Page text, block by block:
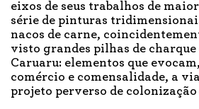
eixos de seus trabalhos de
série de pinturas
nacos de carne,
visto grandes pilhas de charque
Caruaru: elementos que
comércio e comensalidade, a
projeto perverso de colonização